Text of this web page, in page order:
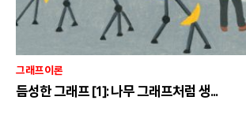
그래프이론
듬성한 그래프 [1]: 나무 그래프처럼 생...